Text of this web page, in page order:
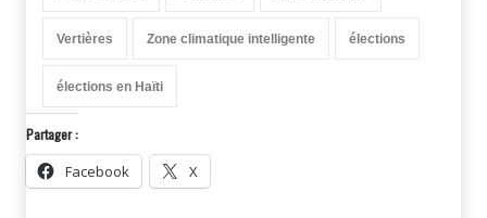
Vertières Zone climatique intelligente élections
élections en Haïti
Partager :
Facebook X